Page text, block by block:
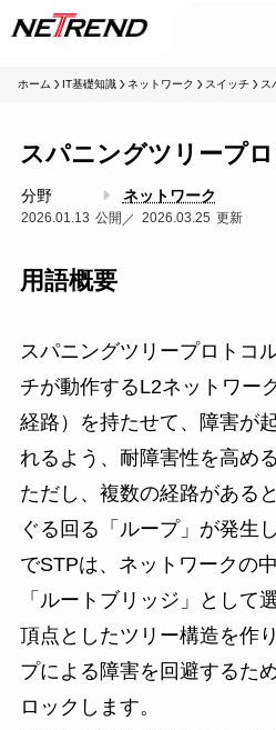
ホーム IT基礎知識 ネットワーク スイッチ ス
スパニングツリープ
分野 ネットワーク
2026.01.13 2026.03.25
用語概要
スパニングツリープロトコ
チが動作するL2ネットワー
経路）を持たせて、障害が
れるよう、耐障害性を高め
ただし、複数の経路がある
ぐる回る「ループ」が発生
でSTPは、ネットワークの
「ルートブリッジ」として
頂点としたツリー構造を作
プによる障害を回避するた
ロックします。